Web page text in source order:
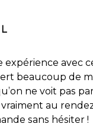
expérience avec
beaucoup de
ne voit pas
au
sans hésiter !